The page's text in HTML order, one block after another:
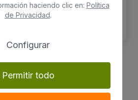
18cm wit
haciendo clic en: Política
de Privacidad.
Configurar
Permitir todo